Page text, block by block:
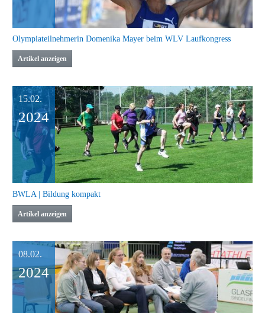
Olympiateilnehmerin Domenika Mayer beim WLV Laufkongress
Artikel anzeigen
15.02.
2024
BWLA | Bildung kompakt
Artikel anzeigen
08.02.
2024